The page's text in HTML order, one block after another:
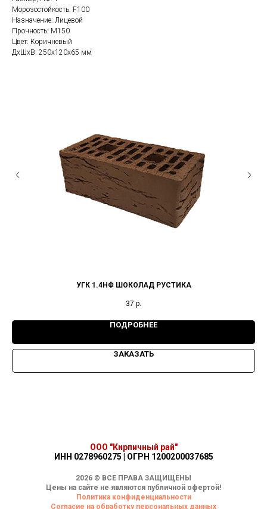
Морозостойкость: F100
Назначение: Лицевой
Прочность: М150
Цвет: Коричневый
ДxШxВ: 250x120x65 мм
УГК 1.4НФ ШОКОЛАД РУСТИКА
37 р.
ПОДРОБНЕЕ
ЗАКАЗАТЬ
ООО "Кирпичный рай"
ИНН 0278960275 | ОГРН 1200200037685
2026 © ВСЕ ПРАВА ЗАЩИЩЕНЫ
Цены на сайте не являются публичной офертой!
Политика конфиденциальности
Согласие на обработку персональных данных